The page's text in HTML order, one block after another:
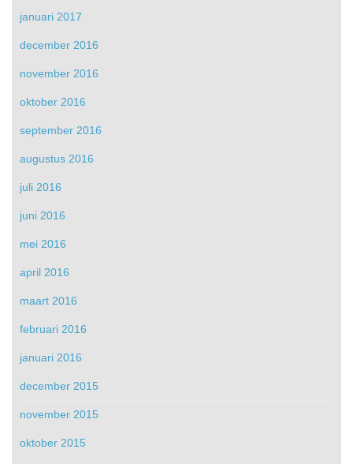
januari 2017
december 2016
november 2016
oktober 2016
september 2016
augustus 2016
juli 2016
juni 2016
mei 2016
april 2016
maart 2016
februari 2016
januari 2016
december 2015
november 2015
oktober 2015